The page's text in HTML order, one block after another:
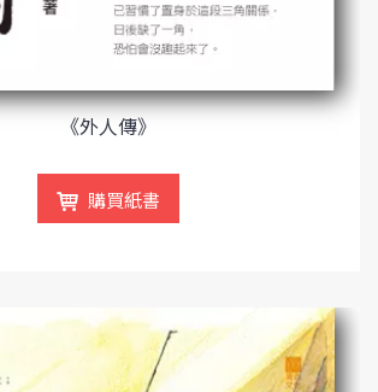
《外人傳》
購買紙書